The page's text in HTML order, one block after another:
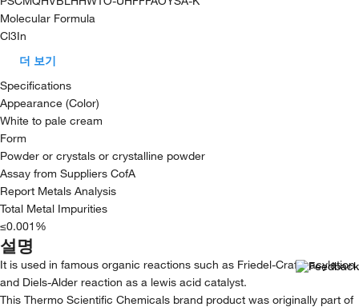
Molecular Formula
Cl3In
더 보기
Specifications
Appearance (Color)
White to pale cream
Form
Powder or crystals or crystalline powder
Assay from Suppliers CofA
Report Metals Analysis
Total Metal Impurities
≤0.001%
설명
It is used in famous organic reactions such as Friedel-Crafts acylation
and Diels-Alder reaction as a lewis acid catalyst.
This Thermo Scientific Chemicals brand product was originally part of